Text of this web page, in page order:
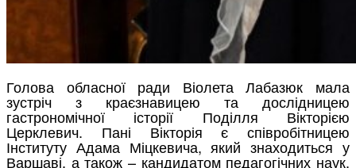
Голова обласної ради Віолета Лабазюк мала
зустріч з краєзнавицею та дослідницею
гастрономічної історії Поділля Вікторією
Церклевич. Пані Вікторія є співробітницею
Інституту Адама Міцкевича, який знаходиться у
Варшаві, а також – кандидатом педагогічних наук,